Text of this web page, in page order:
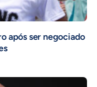
após ser negociado